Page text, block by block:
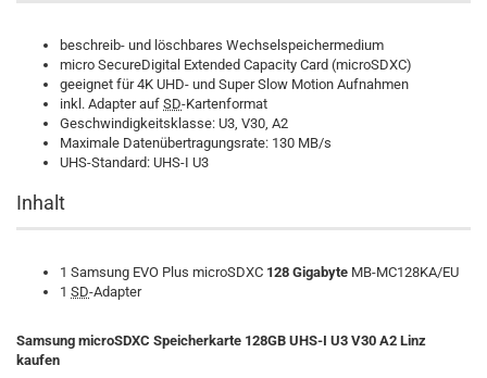
beschreib- und löschbares Wechselspeichermedium
micro SecureDigital Extended Capacity Card (microSDXC)
geeignet für 4K UHD- und Super Slow Motion Aufnahmen
inkl. Adapter auf SD-Kartenformat
Geschwindigkeitsklasse: U3, V30, A2
Maximale Datenübertragungsrate: 130 MB/s
UHS-Standard: UHS-I U3
Inhalt
1 Samsung EVO Plus microSDXC 128 Gigabyte MB-MC128KA/EU
1 SD-Adapter
Samsung microSDXC Speicherkarte 128GB UHS-I U3 V30 A2 Linz
kaufen